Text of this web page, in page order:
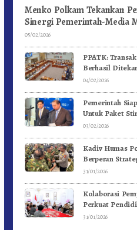
Menko Polkam Tekankan
Sinergi Pemerintah-Media
Jaga Stabilitas Bangsa
05/02/2026
PPATK:
Berhasil
Triliun Menjadi
04/02/2026
Pemerintah
Untuk Paket
Kuartal I-2026
03/02/2026
Kadiv Humas
Berperan
Kebangsaan,
31/01/2026
Kolaborasi
Perkuat
Mental
31/01/2026